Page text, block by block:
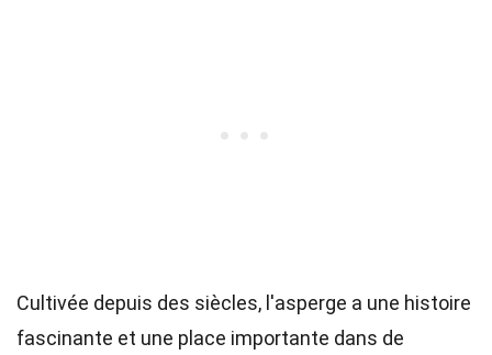
Cultivée depuis des siècles, l'asperge a une histoire
fascinante et une place importante dans de